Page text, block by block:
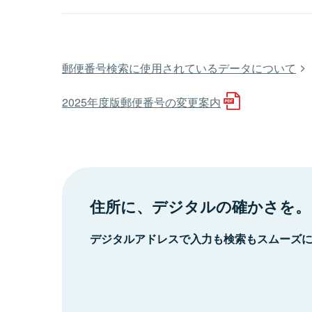
郵便番号検索に使用されているデータについて
2025年度版郵便番号の変更案内
住所に、デジタルの確かさを。
デジタルアドレスで入力も検索もスムーズ